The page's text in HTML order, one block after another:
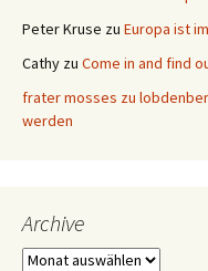
Peter Kruse zu Europa ist
Cathy zu Come in and find
frater mosses zu
werden
Archive
Archive